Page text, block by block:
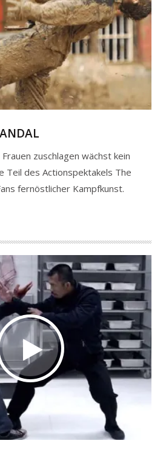
zuschlagen wächst kein
Teil des Actionspektakels The
fernöstlicher Kampfkunst.